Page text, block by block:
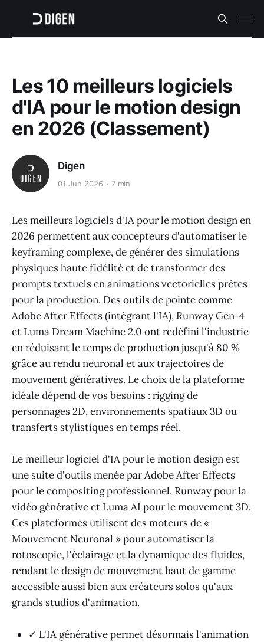
Les 10 meilleurs logiciels
d'IA pour le motion design
en 2026 (Classement)
Digen
01 Jun 2026 7 min
Les meilleurs logiciels d'IA pour le motion design en
2026 permettent aux concepteurs d'automatiser le
keyframing complexe, de générer des simulations
physiques haute fidélité et de transformer des
prompts textuels en animations vectorielles prêtes
pour la production. Des outils de pointe comme
Adobe After Effects (intégrant l'IA), Runway Gen-4
et Luma Dream Machine 2.0 ont redéfini l'industrie
en réduisant le temps de production jusqu'à 80 %
grâce au rendu neuronal et aux trajectoires de
mouvement génératives. Le choix de la plateforme
idéale dépend de vos besoins : rigging de
personnages 2D, environnements spatiaux 3D ou
transferts stylistiques en temps réel.
Le meilleur logiciel d'IA pour le motion design est
une suite d'outils menée par Adobe After Effects
pour le compositing professionnel, Runway pour la
vidéo générative et Luma AI pour le mouvement 3D.
Ces plateformes utilisent des moteurs de «
Mouvement Neuronal » pour automatiser la
rotoscopie, l'éclairage et la dynamique des fluides,
rendant le design de mouvement haut de gamme
accessible aussi bien aux créateurs solos qu'aux
grands studios d'animation.
✓ L'IA générative permet désormais l'animation